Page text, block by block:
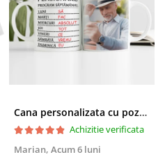
Cana personalizata cu poza si model Pensionare
Achizitie verificata
Marian, Acum 6 luni